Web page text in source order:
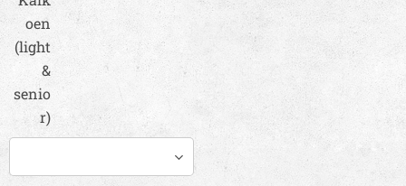
oen
(light
&
senio
r)